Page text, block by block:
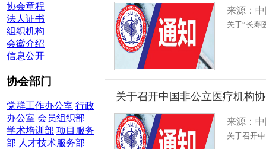
协会章程
法人证书
组织机构
会徽介绍
信息公开
协会部门
党群工作办公室 行政
办公室 会员组织部
学术培训部 项目服务
部 人才技术服务部
来源：
关于“长寿
关于召开中国非公立医疗机构
来源：
关于召开